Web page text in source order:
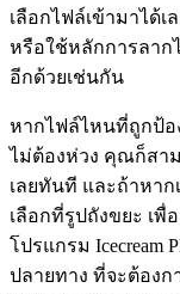
เลือกไฟล์เข้ามาได้
หรือใช้หลักการลาก
อีกด้วยเช่นกัน
หากไฟล์ไหนที่ถูกป้อง
ไม่ต้องห่วง คุณก็สา
เลยทันที และถ้าหา
เลือกที่รูปถังขยะ เพื่
โปรแกรม Icecream
ปลายทาง ที่จะต้องก